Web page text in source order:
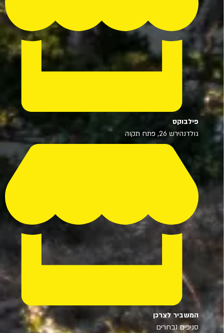
פילבוקס
גולדנהירש 26, פתח תקוה
המשביר לצרכן
סניפים נבחרים